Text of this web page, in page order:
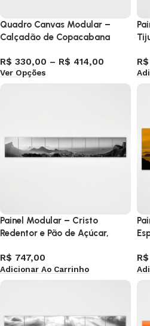
Quadro Canvas Modular –
Calçadão de Copacabana
R$ 330,00 – R$ 414,00
Ver Opções
R$
Painel Modular – Cristo
Redentor e Pão de Açúcar,
R$ 747,00
Adicionar Ao Carrinho
R$